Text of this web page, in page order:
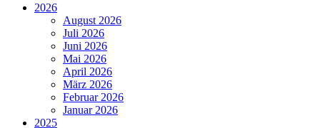
2026
August 2026
Juli 2026
Juni 2026
Mai 2026
April 2026
März 2026
Februar 2026
Januar 2026
2025